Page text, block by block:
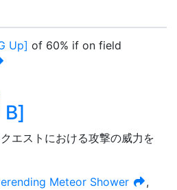
Up] of 60% if on field
B]
エストにおける攻撃の威力を
Meteor Shower
,